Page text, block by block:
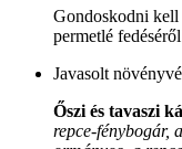
Gondoskodni kell
permetlé
Javasolt
Őszi és tavaszi
repce-fénybogár,